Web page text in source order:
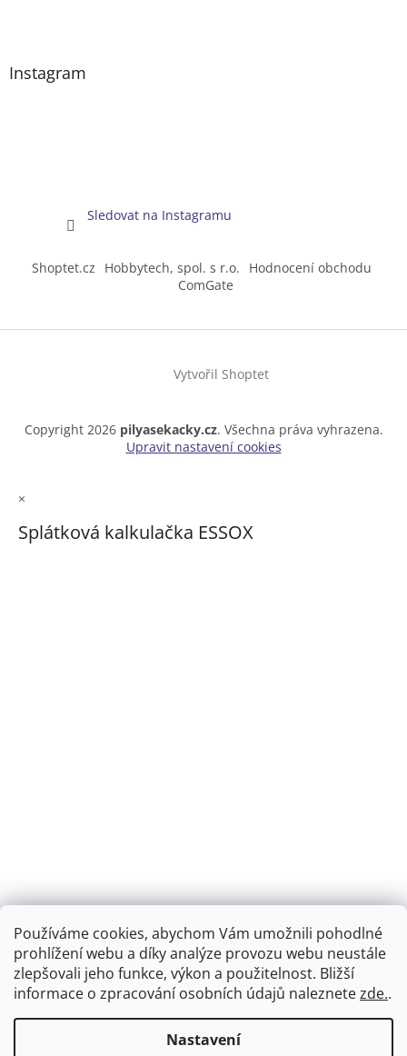
Používáme cookies, abychom Vám umožnili pohodlné
prohlížení webu a díky analýze provozu webu neustále
zlepšovali jeho funkce, výkon a použitelnost. Bližší
informace o zpracování osobních údajů naleznetezde..
Nastavení
Instagram
Sledovat na Instagramu
Shoptet.cz Hobbytech, spol. s r.o.
Hodnocení obchodu
ComGate
Vytvořil Shoptet
Copyright 2026 pilyasekacky.cz. Všechna práva vyhrazena.
Upravit nastavení cookies
×
Splátková kalkulačka ESSOX